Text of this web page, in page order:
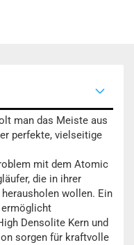
man das Meiste aus
perfekte, vielseitige
mit dem Atomic
die in ihrer
wollen. Ein
Densolite Kern und
sorgen für kraftvolle